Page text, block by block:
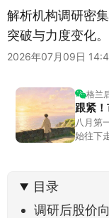
解析机构调研密
突破与力度变化。
2026年07月09日
格兰
跟紧！
八月第
始往下
目录
调研后股价